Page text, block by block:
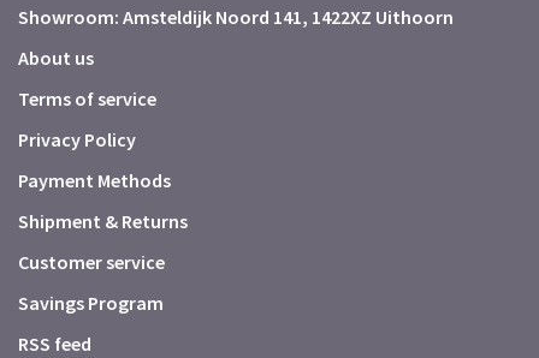
Showroom: Amsteldijk Noord 141, 1422XZ Uithoorn
About us
Terms of service
Privacy Policy
Payment Methods
Shipment & Returns
Customer service
Savings Program
RSS feed